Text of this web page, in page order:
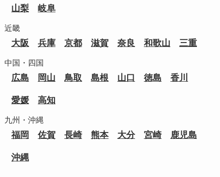
山梨 岐阜
近畿
大阪 兵庫 京都 滋賀 奈良 和歌山 三重
中国・四国
広島 岡山 鳥取 島根 山口 徳島 香川
愛媛 高知
九州・沖縄
福岡 佐賀 長崎 熊本 大分 宮崎 鹿児島
沖縄